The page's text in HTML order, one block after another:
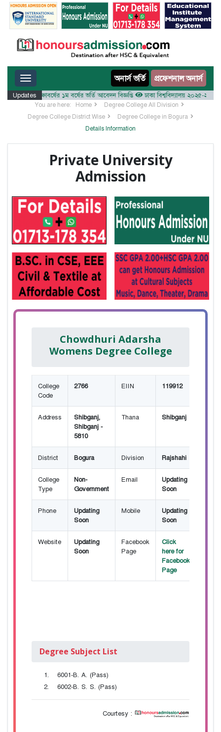
Toggle navigation অনার্স ভর্তি প্রফেশনাল অনার্স
Updates
২০২৫-২৬ শিক্ষাবর্ষের ১ম বর্ষের ভর্তি আবেদন বিজ্ঞপ্তি ঢাকা বিশ্ববিদ্যালয় ২০২৫-২৬
You are here: Home
Degree College All Division
Degree College District Wise
Degree College in Bogura
Details Information
Private University
Admission
Chowdhuri Adarsha
Womens Degree College
College
Code
2766 EIIN 119912
Address
Shibganj,
Shibganj -
5810
Thana Shibganj
District Bogura Division Rajshahi
College
Type
Non-
Government
Email
Updating
Soon
Phone
Updating
Soon
Mobile
Updating
Soon
Website
Updating
Soon
Facebook
Page
Click
here for
Facebook
Page
Degree Subject List
6001-B. A. (Pass)
6002-B. S. S. (Pass)
Courtesy :